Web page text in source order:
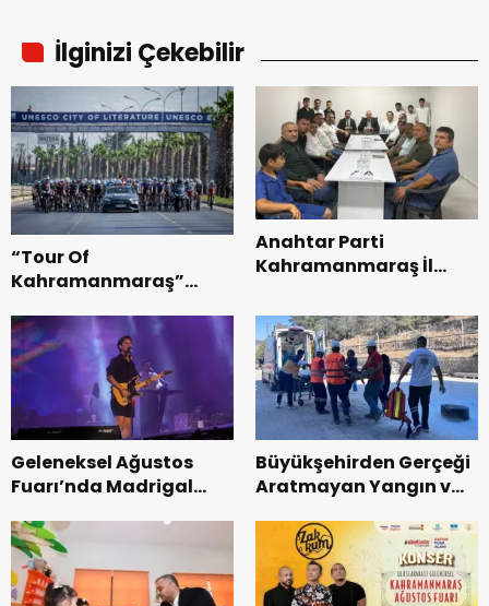
İlginizi Çekebilir
“Tour Of
Kahramanmaraş”
Bisikleti Turnuvası
Tamamlandı.
Anahtar Parti
Kahramanmaraş İl
Teşkilatı ile buluştu.
Geleneksel Ağustos
Fuarı’nda Madrigal
Büyükşehirden Gerçeği
Aratmayan Yangın ve